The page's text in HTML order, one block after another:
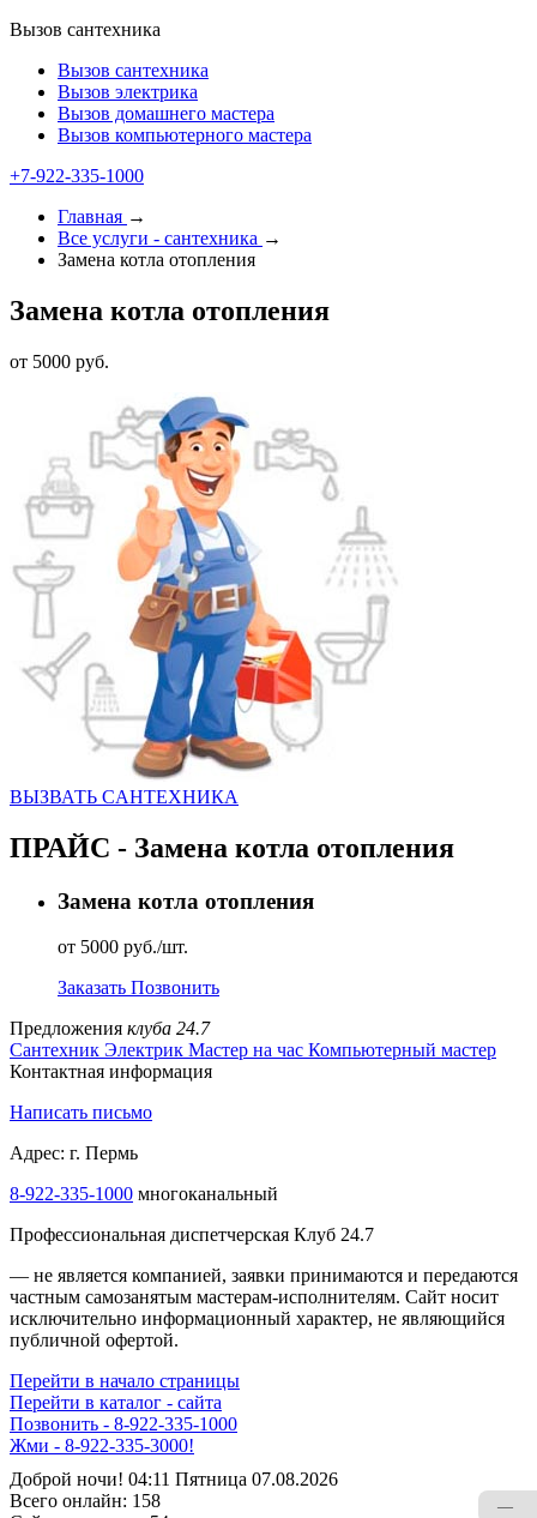
Вызов сантехника
Вызов сантехника
Вызов электрика
Вызов домашнего мастера
Вызов компьютерного мастера
+7-922-335-1000
Главная →
Все услуги - cантехника →
Замена котла отопления
Замена котла отопления
от 5000 руб.
ВЫЗВАТЬ CАНТЕХНИКА
ПРАЙС - Замена котла отопления
Замена котла отопления
от 5000 руб./шт.
Заказать Позвонить
Предложения клуба 24.7
Сантехник Электрик Мастер на час Компьютерный мастер
Контактная информация
Написать письмо
Адрес: г. Пермь
8-922-335-1000 многоканальный
Профессиональная диспетчерская Клуб 24.7
— не является компанией, заявки принимаются и передаются
частным самозанятым мастерам‑исполнителям. Сайт носит
исключительно информационный характер, не являющийся
публичной офертой.
Перейти в начало страницы
Перейти в каталог - сайта
Позвонить - 8-922-335-1000
Жми - 8-922-335-3000!
Доброй ночи! 04:11 Пятница 07.08.2026
Всего онлайн: 158
—